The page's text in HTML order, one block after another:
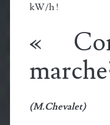
kW/h !
«
(M.Chevalet)